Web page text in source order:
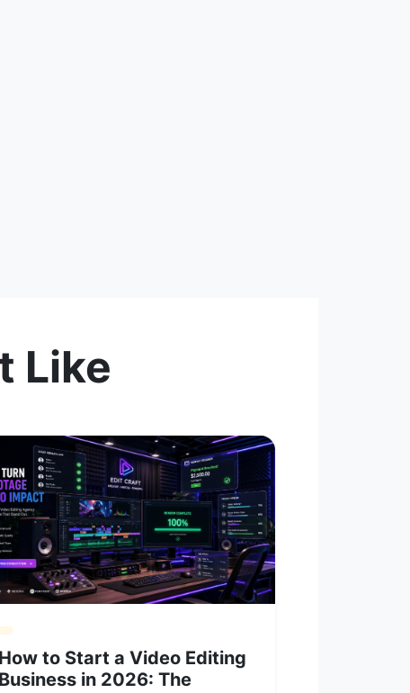
Like
How to Start a Video Editing
Business in 2026: The